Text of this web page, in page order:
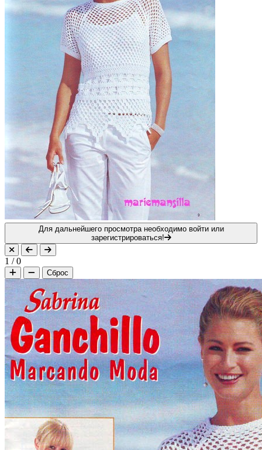
Для дальнейшего просмотра необходимо войти или
зарегистрироваться!
1 /0
Сброс